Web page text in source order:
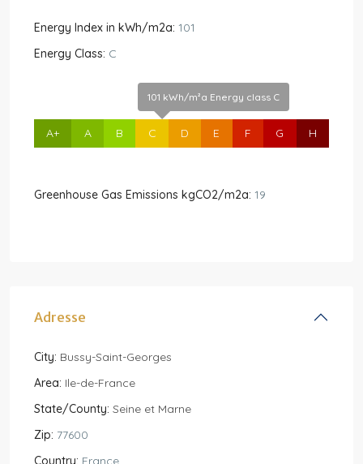
Energy Index in kWh/m2a: 101
Energy Class: C
A+ A B
101 kWh/m²a Energy class C
C D E F G H
Greenhouse Gas Emissions kgCO2/m2a: 19
Adresse
City: Bussy-Saint-Georges
Area: Ile-de-France
State/County: Seine et Marne
Zip: 77600
Country: France